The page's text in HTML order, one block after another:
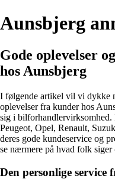
Aunsbjerg
Gode oplevelser
hos Aunsbjerg
I følgende artikel vil vi dykke
oplevelser fra kunder hos
sig i
Peugeot, Opel, Renault,
deres gode kundeservice og
se nærmere på hvad folk siger
Den personlige service